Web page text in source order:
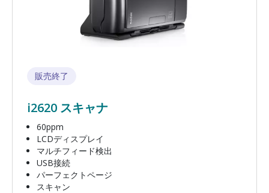
販売終了
i2620 スキャナ
60ppm
LCDディスプレイ
マルチフィード検出
USB接続
パーフェクトページ
スキャン